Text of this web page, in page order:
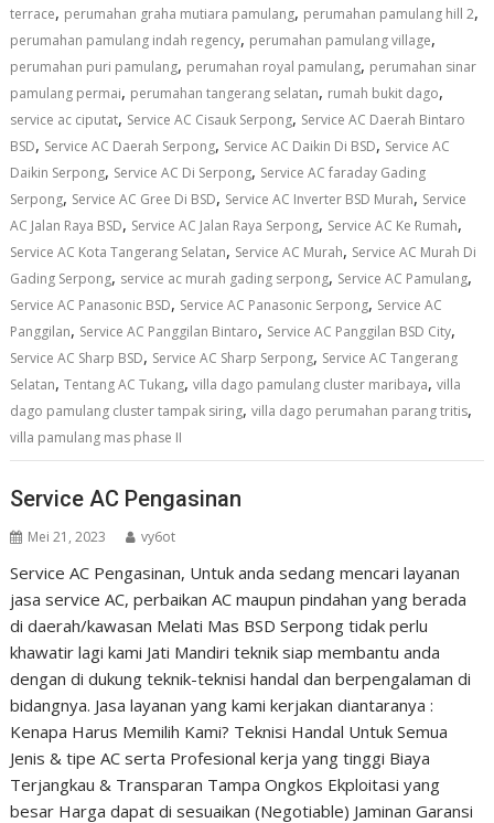
terrace, perumahan graha mutiara pamulang, perumahan pamulang hill 2,
perumahan pamulang indah regency, perumahan pamulang village,
perumahan puri pamulang, perumahan royal pamulang, perumahan sinar
pamulang permai, perumahan tangerang selatan, rumah bukit dago,
service ac ciputat, Service AC Cisauk Serpong, Service AC Daerah Bintaro
BSD, Service AC Daerah Serpong, Service AC Daikin Di BSD, Service AC
Daikin Serpong, Service AC Di Serpong, Service AC faraday Gading
Serpong, Service AC Gree Di BSD, Service AC Inverter BSD Murah, Service
AC Jalan Raya BSD, Service AC Jalan Raya Serpong, Service AC Ke Rumah,
Service AC Kota Tangerang Selatan, Service AC Murah, Service AC Murah Di
Gading Serpong, service ac murah gading serpong, Service AC Pamulang,
Service AC Panasonic BSD, Service AC Panasonic Serpong, Service AC
Panggilan, Service AC Panggilan Bintaro, Service AC Panggilan BSD City,
Service AC Sharp BSD, Service AC Sharp Serpong, Service AC Tangerang
Selatan,Tentang AC Tukang,villa dago pamulang cluster maribaya,villa
dago pamulang cluster tampak siring,villa dago perumahan parang tritis,
villa pamulang mas phase II
Service AC Pengasinan
Mei 21, 2023 vy6ot
Service AC Pengasinan, Untuk anda sedang mencari layanan
jasa service AC, perbaikan AC maupun pindahan yang berada
di daerah/kawasan Melati Mas BSD Serpong tidak perlu
khawatir lagi kami Jati Mandiri teknik siap membantu anda
dengan di dukung teknik-teknisi handal dan berpengalaman di
bidangnya. Jasa layanan yang kami kerjakan diantaranya :
Kenapa Harus Memilih Kami? Teknisi Handal Untuk Semua
Jenis & tipe AC serta Profesional kerja yang tinggi Biaya
Terjangkau & Transparan Tampa Ongkos Ekploitasi yang
besar Harga dapat di sesuaikan (Negotiable) Jaminan Garansi